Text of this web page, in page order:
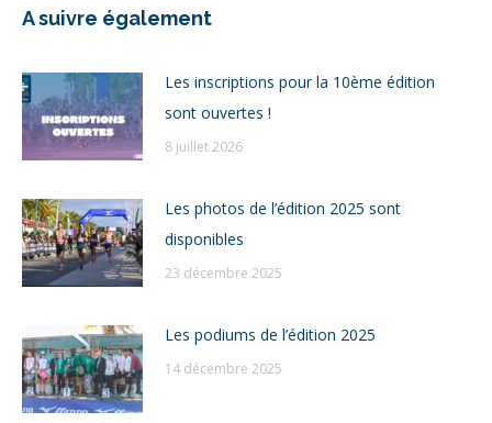
A suivre également
Les inscriptions pour la 10ème édition
sont ouvertes !
8 juillet 2026
Les photos de l’édition 2025 sont
disponibles
23 décembre 2025
Les podiums de l’édition 2025
14 décembre 2025